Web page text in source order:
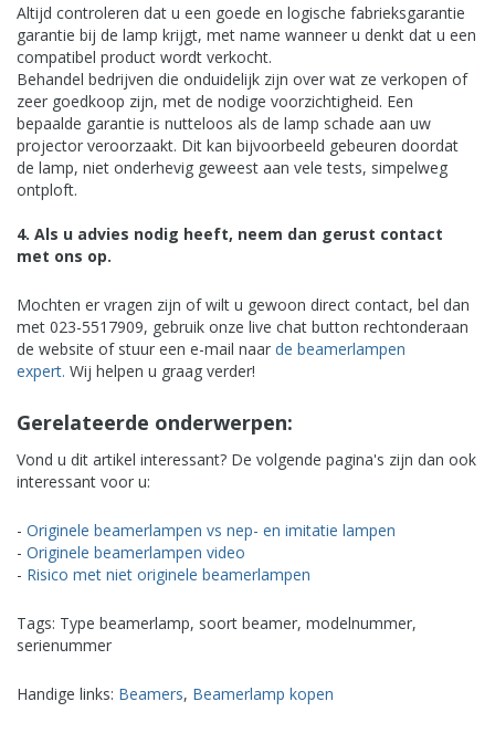
Altijd controleren dat u een goede en logische fabrieksgarantie
garantie bij de lamp krijgt, met name wanneer u denkt dat u een
compatibel product wordt verkocht.
Behandel bedrijven die onduidelijk zijn over wat ze verkopen of
zeer goedkoop zijn, met de nodige voorzichtigheid. Een
bepaalde garantie is nutteloos als de lamp schade aan uw
projector veroorzaakt. Dit kan bijvoorbeeld gebeuren doordat
de lamp, niet onderhevig geweest aan vele tests, simpelweg
ontploft.
4. Als u advies nodig heeft, neem dan gerust contact
met ons op.
Mochten er vragen zijn of wilt u gewoon direct contact, bel dan
met 023-5517909, gebruik onze live chat button rechtonderaan
de website of stuur een e-mail naar de beamerlampen
expert. Wij helpen u graag verder!
Gerelateerde onderwerpen:
Vond u dit artikel interessant? De volgende pagina's zijn dan ook
interessant voor u:
- Originele beamerlampen vs nep- en imitatie lampen
- Originele beamerlampen video
- Risico met niet originele beamerlampen
Tags: Type beamerlamp, soort beamer, modelnummer,
serienummer
Handige links: Beamers, Beamerlamp kopen